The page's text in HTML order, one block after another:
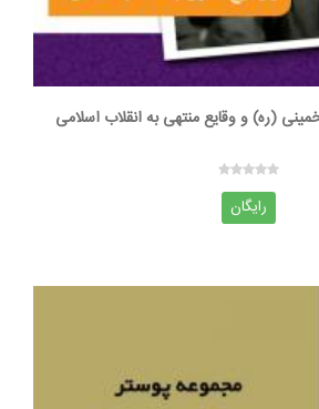
(ره) و وقایع منتهی به انقلاب اسلامی
رایگان